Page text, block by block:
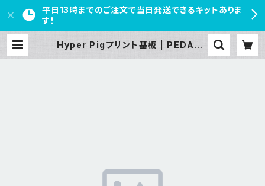
平日13時までのご注文で当日発送できるキットありま
す！
Hyper Pigプリント基板 | PEDAL F